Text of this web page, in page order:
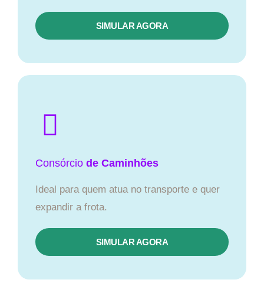
SIMULAR AGORA
Consórcio de Caminhões
Ideal para quem atua no transporte e quer
expandir a frota.
SIMULAR AGORA